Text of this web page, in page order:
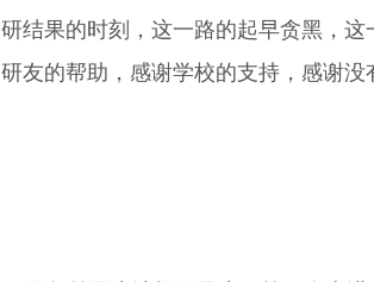
研结果的时刻，这一路的起早贪黑，
研友的帮助，感谢学校的支持，感谢